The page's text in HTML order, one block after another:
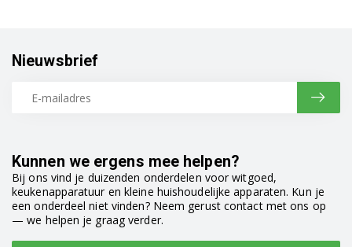
Kunnen we ergens mee helpen?
Bij ons vind je duizenden onderdelen voor witgoed,
keukenapparatuur en kleine huishoudelijke apparaten. Kun je
een onderdeel niet vinden? Neem gerust contact met ons op
— we helpen je graag verder.
Nieuwsbrief